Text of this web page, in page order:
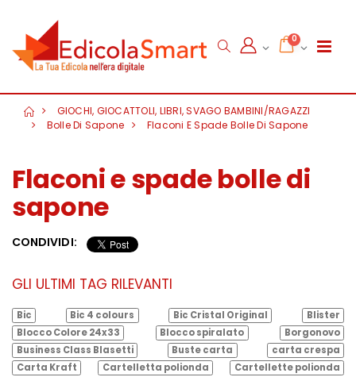
0
GIOCHI, GIOCATTOLI, LIBRI, SVAGO BAMBINI/RAGAZZI
Bolle Di Sapone
Flaconi E Spade Bolle Di Sapone
Flaconi e spade bolle di
sapone
CONDIVIDI:
GLI ULTIMI TAG RILEVANTI
Bic Bic 4 colours Bic Cristal Original
Blister
Blocco Colore 24x33
Blocco spiralato
Borgonovo
Business Class Blasetti
Buste carta
carta crespa
Carta Kraft
Cartelletta polionda
Cartellette polionda